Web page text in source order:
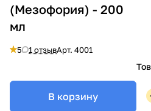
(Мезофория) - 200
мл
5 1 отзывАрт. 4001
В корзину